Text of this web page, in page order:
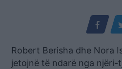
Robert Berisha dhe Nora
jetojnë të ndarë nga njëri-